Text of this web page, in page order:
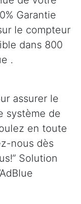
Garantie
le compteur
dans 800
.
assurer le
système de
en toute
nous dès
Solution